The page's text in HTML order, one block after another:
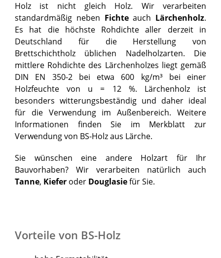
Holz ist nicht gleich Holz. Wir verarbeiten
standardmäßig neben Fichteauch Lärchenholz.
Es hat die höchste Rohdichte aller derzeit in
Deutschland für die Herstellung von
Brettschichtholz üblichen Nadelholzarten. Die
mittlere Rohdichte des Lärchenholzes liegt gemäß
DIN EN 350-2 bei etwa 600 kg/m³ bei einer
Holzfeuchte von u = 12 %. Lärchenholz ist
besonders witterungsbeständig und daher ideal
für die Verwendung im Außenbereich. Weitere
Informationen finden Sie im Merkblatt zur
Verwendung von BS-Holz aus Lärche.
Sie wünschen eine andere Holzart für Ihr
Bauvorhaben? Wir verarbeiten natürlich auch
Tanne, Kiefer oder Douglasiefür Sie.
Vorteile von BS-Holz